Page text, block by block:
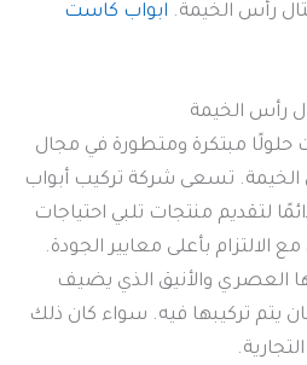
رأس الخيمة. ابواب كاست
رأس الخيمة
حلولًا مبتكرة ومتطورة في مجال
تسعى شركة تركيب أبواب
لتقديم منتجات تلبي احتياجات
الالتزام بأعلى معايير الجودة.
العصري والأنيق الذي يضيف
يتم تركيبها فيه. سواء كان ذلك